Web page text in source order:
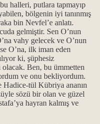
halleri, putlara tapmayıp
bölgenin iyi tanınmış
bin Nevfel’e anlatı.
gelmiştir. Sen O’nun
vahy gelecek ve O’nun
O’na, ilk iman eden
ki, şüphesiz
Ben, bu ümmetten
ve onu bekliyordum.
Hadice-tül Kübriya ananın
sözü bir olan ve güzel
hayran kalmış ve